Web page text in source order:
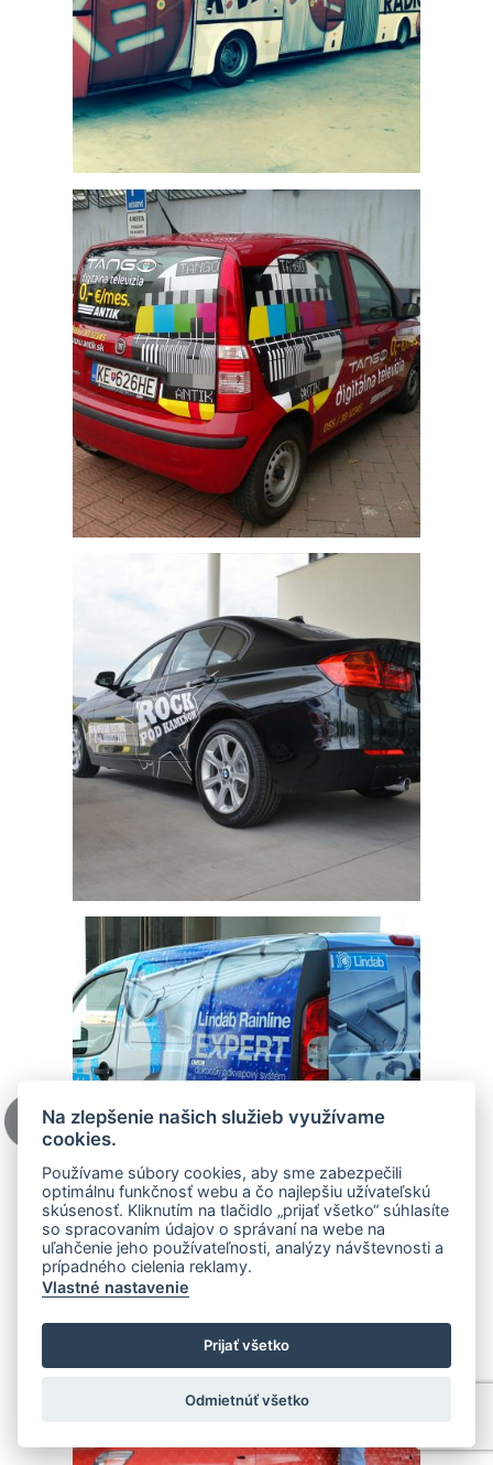
Na zlepšenie našich služieb využívame
cookies.
Používame súbory cookies, aby sme zabezpečili
optimálnu funkčnosť webu a čo najlepšiu užívateľskú
skúsenosť. Kliknutím na tlačidlo „prijať všetko“ súhlasíte
so spracovaním údajov o správaní na webe na
uľahčenie jeho používateľnosti, analýzy návštevnosti a
prípadného cielenia reklamy.
Vlastné nastavenie
Prijať všetko
Odmietnúť všetko